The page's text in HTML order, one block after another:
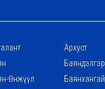
Архуст
Баяндэлгэр
Өнжүүл Баянхангай